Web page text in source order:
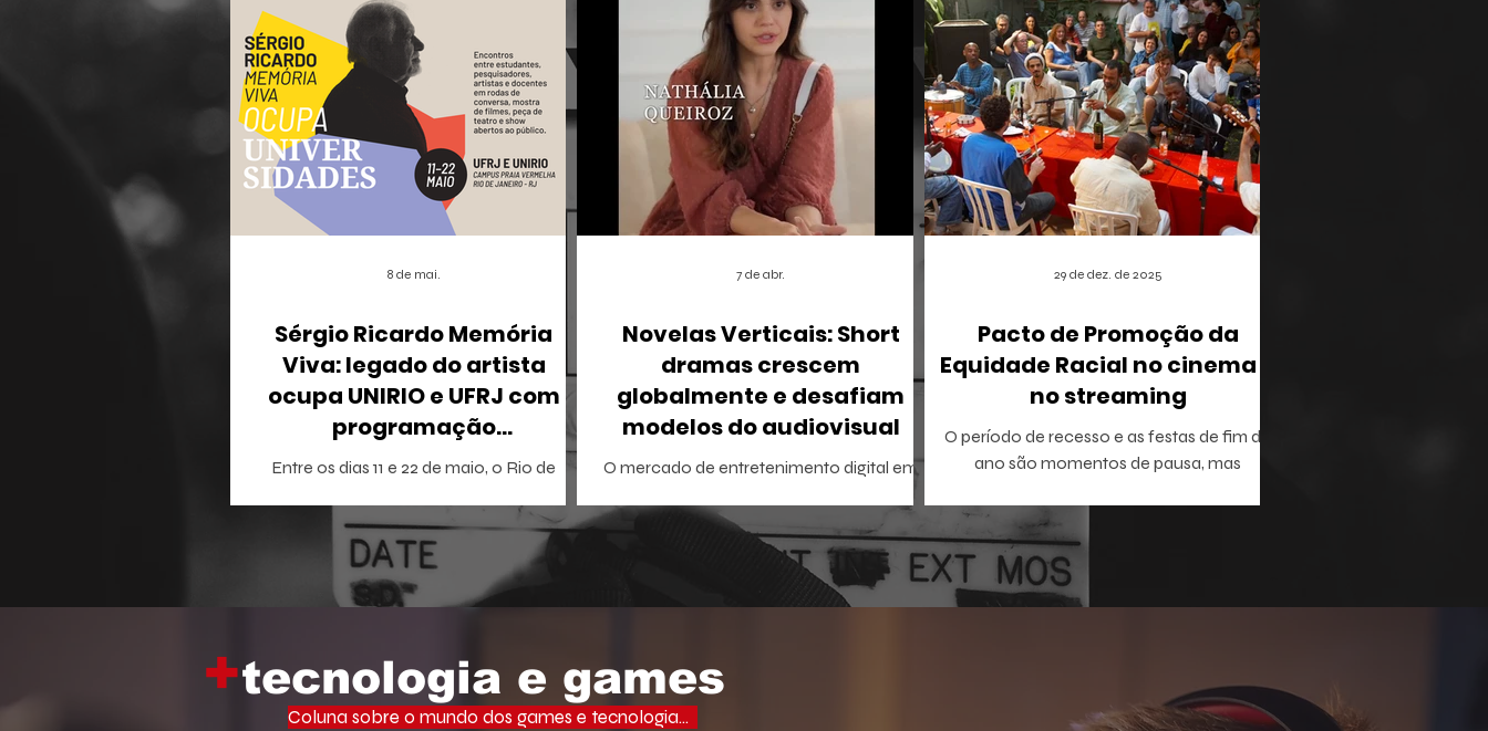
Sérgio Ricardo Memória
Viva: legado do artista
ocupa UNIRIO e UFRJ com
programação
multidisciplinar
Entre os dias 11 e 22 de maio, o Rio de
Memória Viva Ocupa Universidades, uma
iniciativa que leva o vasto acervo e a
filosofia de um dos maiores intelectuais da
cultura brasileira para o centro do debate
8 de mai.
Novelas Verticais: Short
dramas crescem
globalmente e desafiam
modelos do audiovisual
O mercado de entretenimento digital em
o espectador busca narrativas ágeis,
dramáticas e estritamente verticais.
7 de abr.
Pacto de Promoção da
Equidade Racial no cinema e
no streaming
O período de recesso e as festas de fim de
ano são momentos de pausa, mas
aprofundar o repertório sobre temas que
dominam a agenda social e corporativa.
29 de dez. de 2025
+tecnologia e games
Coluna sobre o mundo dos games e tecnologia...